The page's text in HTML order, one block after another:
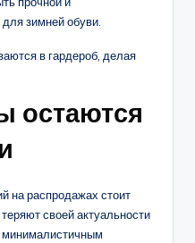
зимней обуви.
в гардероб, делая
остаются
на распродажах стоит
своей актуальности
минималистичным